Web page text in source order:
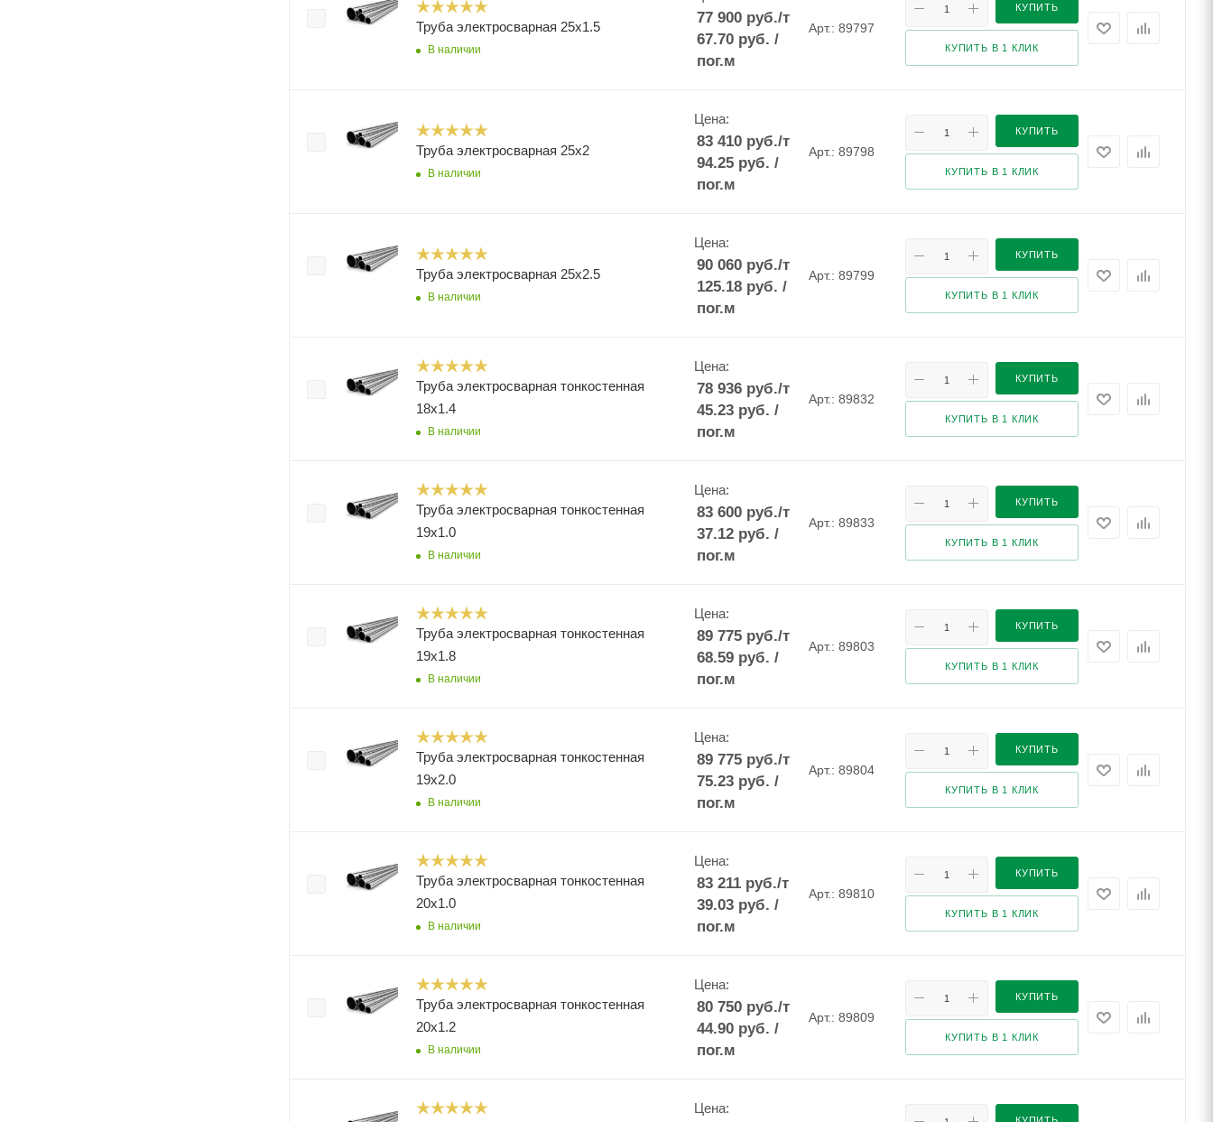
Труба электросварная 25x1.5
В наличии
77 900руб./т
67.70 руб. /
пог.м
Арт.: 89797
КУПИТЬ
КУПИТЬ В 1 КЛИК
Труба электросварная 25x2
В наличии
Цена:
83 410руб./т
94.25 руб. /
пог.м
Арт.: 89798
КУПИТЬ
КУПИТЬ В 1 КЛИК
Труба электросварная 25x2.5
В наличии
Цена:
90 060руб./т
125.18 руб. /
пог.м
Арт.: 89799
КУПИТЬ
КУПИТЬ В 1 КЛИК
Труба электросварная тонкостенная
18x1.4
В наличии
Цена:
78 936руб./т
45.23 руб. /
пог.м
Арт.: 89832
КУПИТЬ
КУПИТЬ В 1 КЛИК
Труба электросварная тонкостенная
19x1.0
В наличии
Цена:
83 600руб./т
37.12 руб. /
пог.м
Арт.: 89833
КУПИТЬ
КУПИТЬ В 1 КЛИК
Труба электросварная тонкостенная
19x1.8
В наличии
Цена:
89 775руб./т
68.59 руб. /
пог.м
Арт.: 89803
КУПИТЬ
КУПИТЬ В 1 КЛИК
Труба электросварная тонкостенная
19x2.0
В наличии
Цена:
89 775руб./т
75.23 руб. /
пог.м
Арт.: 89804
КУПИТЬ
КУПИТЬ В 1 КЛИК
Труба электросварная тонкостенная
20x1.0
В наличии
Цена:
83 211руб./т
39.03 руб. /
пог.м
Арт.: 89810
КУПИТЬ
КУПИТЬ В 1 КЛИК
Труба электросварная тонкостенная
20x1.2
В наличии
Цена:
80 750руб./т
44.90 руб. /
пог.м
Арт.: 89809
КУПИТЬ
КУПИТЬ В 1 КЛИК
Цена:
КУПИТЬ